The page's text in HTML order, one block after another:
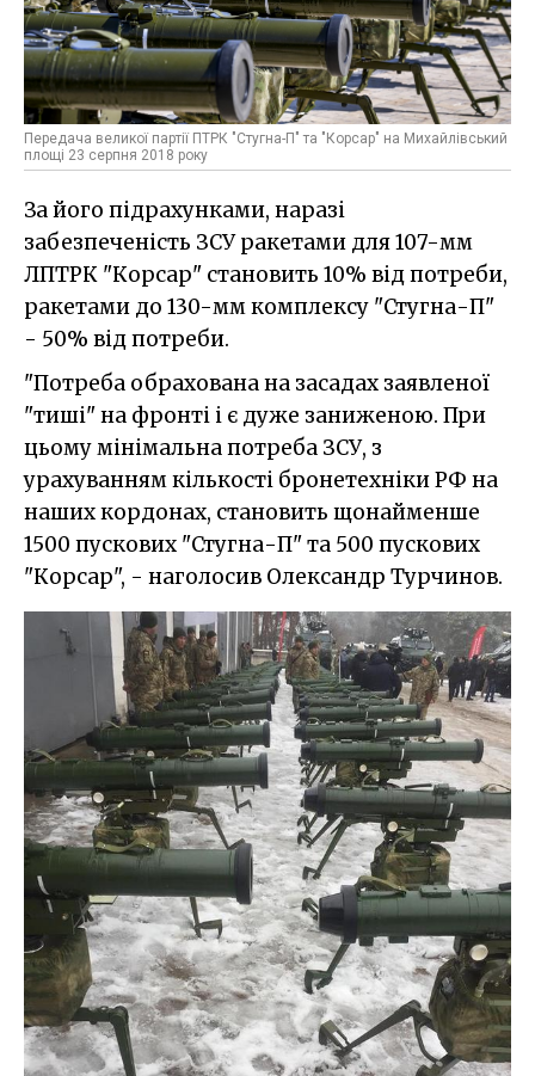
Передача великої партії ПТРК "Стугна-П" та "Корсар" на Михайлівський
площі 23 серпня 2018 року
За його підрахунками, наразі
забезпеченість ЗСУ ракетами для 107-мм
ЛПТРК "Корсар" становить 10% від потреби,
ракетами до 130-мм комплексу "Стугна-П"
- 50% від потреби.
"Потреба обрахована на засадах заявленої
"тиші" на фронті і є дуже заниженою. При
цьому мінімальна потреба ЗСУ, з
урахуванням кількості бронетехніки РФ на
наших кордонах, становить щонайменше
1500 пускових "Стугна-П" та 500 пускових
"Корсар", - наголосив Олександр Турчинов.